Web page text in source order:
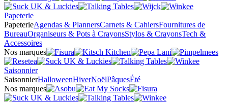
Papeterie
PapeterieAgendas & PlannersCarnets & CahiersFournitures de
BureauOrganiseurs & Pots à CrayonsStylos & CrayonsTech &
Accessoires
Nos marques
Saisonnier
SaisonnierHalloweenHiverNoëlPâquesÉté
Nos marques